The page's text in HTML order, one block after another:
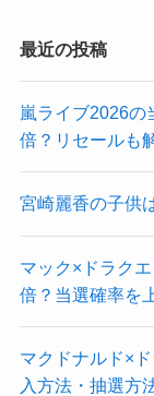
最近の投稿
嵐ライブ2026の
倍？リセールも
宮崎麗香の子供
マック×ドラク
倍？当選確率を
マクドナルド×
入方法・抽選方